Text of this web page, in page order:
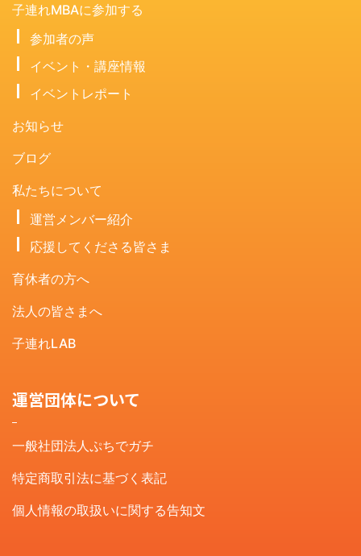
子連れMBAに参加する
参加者の声
イベント・講座情報
イベントレポート
お知らせ
ブログ
私たちについて
運営メンバー紹介
応援してくださる皆さま
育休者の方へ
法人の皆さまへ
子連れLAB
運営団体について
一般社団法人ぷちでガチ
特定商取引法に基づく表記
個人情報の取扱いに関する告知文